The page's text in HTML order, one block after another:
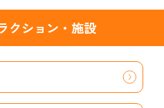
クション・施設